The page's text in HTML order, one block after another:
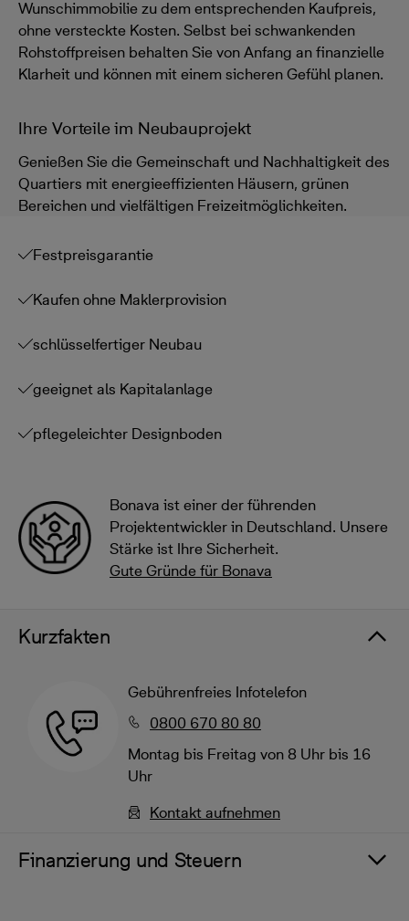
Wunschimmobilie zu dem entsprechenden Kaufpreis,
ohne versteckte Kosten. Selbst bei schwankenden
Rohstoffpreisen behalten Sie von Anfang an finanzielle
Klarheit und können mit einem sicheren Gefühl planen.
Ihre Vorteile im Neubauprojekt
Genießen Sie die Gemeinschaft und Nachhaltigkeit des
Quartiers mit energieeffizienten Häusern, grünen
Bereichen und vielfältigen Freizeitmöglichkeiten.
Festpreisgarantie
Kaufen ohne Maklerprovision
schlüsselfertiger Neubau
geeignet als Kapitalanlage
pflegeleichter Designboden
Bonava ist einer der führenden
Projektentwickler in Deutschland. Unsere
Stärke ist Ihre Sicherheit.
Gute Gründe für Bonava
Kurzfakten
Gebührenfreies Infotelefon
0800 670 80 80
Montag bis Freitag von 8 Uhr bis 16
Uhr
Kontakt aufnehmen
Finanzierung und Steuern